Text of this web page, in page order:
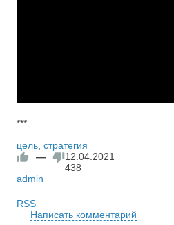
***
цель ,стратегия
—
12.04.2021
438
admin
RSS
Написать комментарий